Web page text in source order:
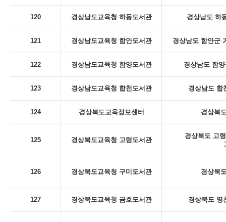
120 경상남도교육청 하동도서관 경상남도 하
121 경상남도교육청 함안도서관 경상남도 함안군
122 경상남도교육청 함양도서관 경상남도 함
123 경상남도교육청 합천도서관 경상남도 합
124 경상북도교육정보센터 경상북
125 경상북도교육청 고령도서관
경상북도 고
126 경상북도교육청 구미도서관 경상북
127 경상북도교육청 금호도서관 경상북도 영